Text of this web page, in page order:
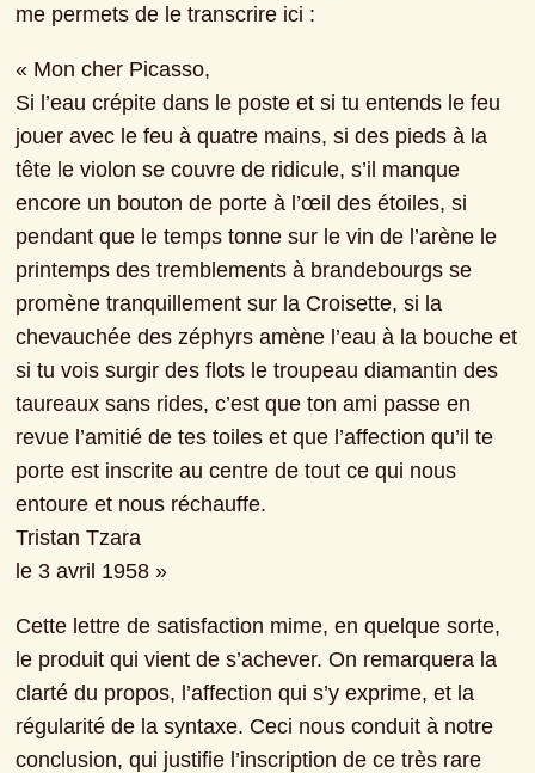
me permets de le transcrire ici :
« Mon cher Picasso,
Si l’eau crépite dans le poste et si tu entends le feu
jouer avec le feu à quatre mains, si des pieds à la
tête le violon se couvre de ridicule, s’il manque
encore un bouton de porte à l’œil des étoiles, si
pendant que le temps tonne sur le vin de l’arène le
printemps des tremblements à brandebourgs se
promène tranquillement sur la Croisette, si la
chevauchée des zéphyrs amène l’eau à la bouche et
si tu vois surgir des flots le troupeau diamantin des
taureaux sans rides, c’est que ton ami passe en
revue l’amitié de tes toiles et que l’affection qu’il te
porte est inscrite au centre de tout ce qui nous
entoure et nous réchauffe.
Tristan Tzara
le 3 avril 1958 »
Cette lettre de satisfaction mime, en quelque sorte,
le produit qui vient de s’achever. On remarquera la
clarté du propos, l’affection qui s’y exprime, et la
régularité de la syntaxe. Ceci nous conduit à notre
conclusion, qui justifie l’inscription de ce très rare